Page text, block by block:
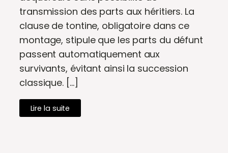
transmission des parts aux héritiers. La
clause de tontine, obligatoire dans ce
montage, stipule que les parts du défunt
passent automatiquement aux
survivants, évitant ainsi la succession
classique. […]
Lire la suite